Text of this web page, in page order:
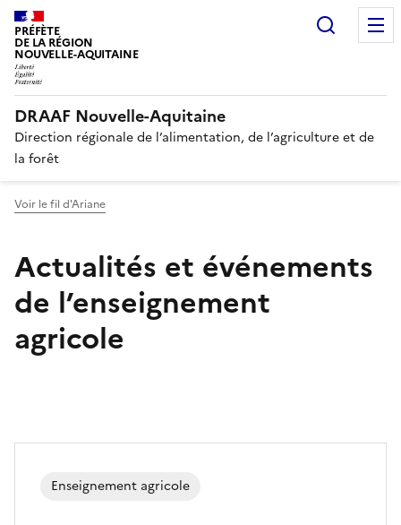
PRÉFÈTE
DE LA RÉGION
NOUVELLE-AQUITAINE
DRAAF Nouvelle-Aquitaine
Direction régionale de l’alimentation, de l’agriculture et de
la forêt
Voir le fil d'Ariane
Actualités et événements
de l’enseignement
agricole
Enseignement agricole